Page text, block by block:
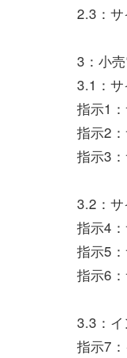
2.3：
3：小
3.1：
指示1
指示2
指示3
3.2：
指示4
指示5
指示6
3.3：
指示7